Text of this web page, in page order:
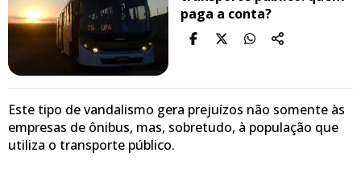
paga a conta?
Este tipo de vandalismo gera prejuízos não somente às
empresas de ônibus, mas, sobretudo, à população que
utiliza o transporte público.